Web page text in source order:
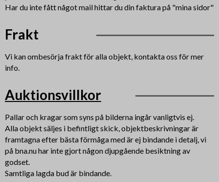
Har du inte fått något mail hittar du din faktura på "mina sidor"
Frakt
Vi kan ombesörja frakt för alla objekt, kontakta oss för mer
info.
Auktionsvillkor
Pallar och kragar som syns på bilderna ingår vanligtvis ej.
Alla objekt säljes i befintligt skick, objektbeskrivningar är
framtagna efter bästa förmåga med är ej bindande i detalj, vi
på bna.nu har inte gjort någon djupgående besiktning av
godset.
Samtliga lagda bud är bindande.